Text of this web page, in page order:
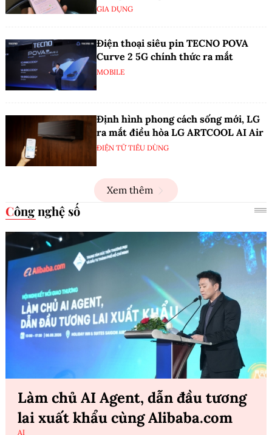
GIA DỤNG
Điện thoại siêu pin TECNO POVA
Curve 2 5G chính thức ra mắt
MOBILE
Định hình phong cách sống mới, LG
ra mắt điều hòa LG ARTCOOL AI Air
ĐIỆN TỬ TIÊU DÙNG
Xem thêm
Công nghệ số
Làm chủ AI Agent, dẫn đầu tương
lai xuất khẩu cùng Alibaba.com
AI